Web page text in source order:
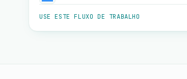
USE ESTE FLUXO DE TRABALHO